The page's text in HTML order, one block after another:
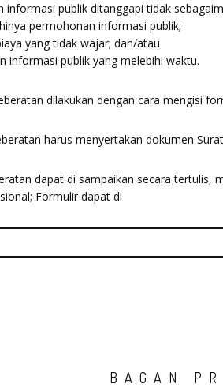
informasi publik ditanggapi tidak
permohonan informasi publik;
yang tidak wajar; dan/atau
informasi publik yang melebihi waktu.
dilakukan dengan cara mengisi
harus menyertakan dokumen
dapat di sampaikan secara tertulis,
Formulir dapat di
BAGAN